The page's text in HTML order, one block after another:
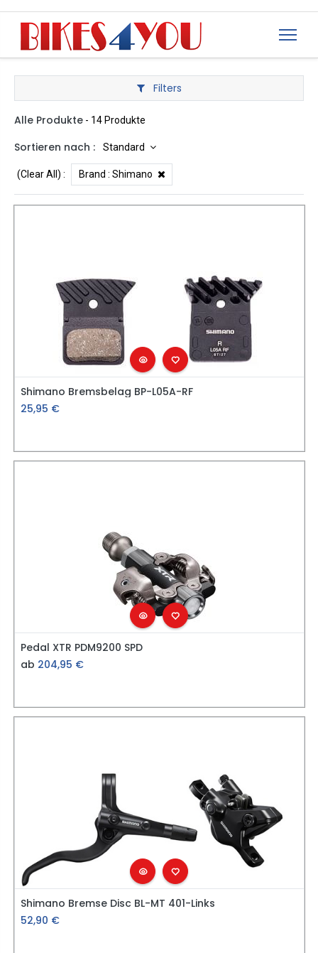
Filters
Alle Produkte - 14 Produkte
Sortieren nach : Standard
(Clear All) : Brand : Shimano
Shimano Bremsbelag BP-L05A-RF
25,95 €
Pedal XTR PDM9200 SPD
ab 204,95 €
Shimano Bremse Disc BL-MT 401-Links
52,90 €